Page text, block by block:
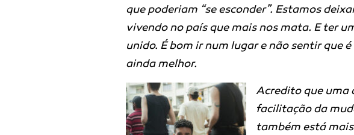
que poderiam “se esconder”. Estamos
vivendo no país que mais nos mata. E ter
unido. É bom ir num lugar e não sentir que
ainda melhor.
Acredito que uma
facilitação da
também está